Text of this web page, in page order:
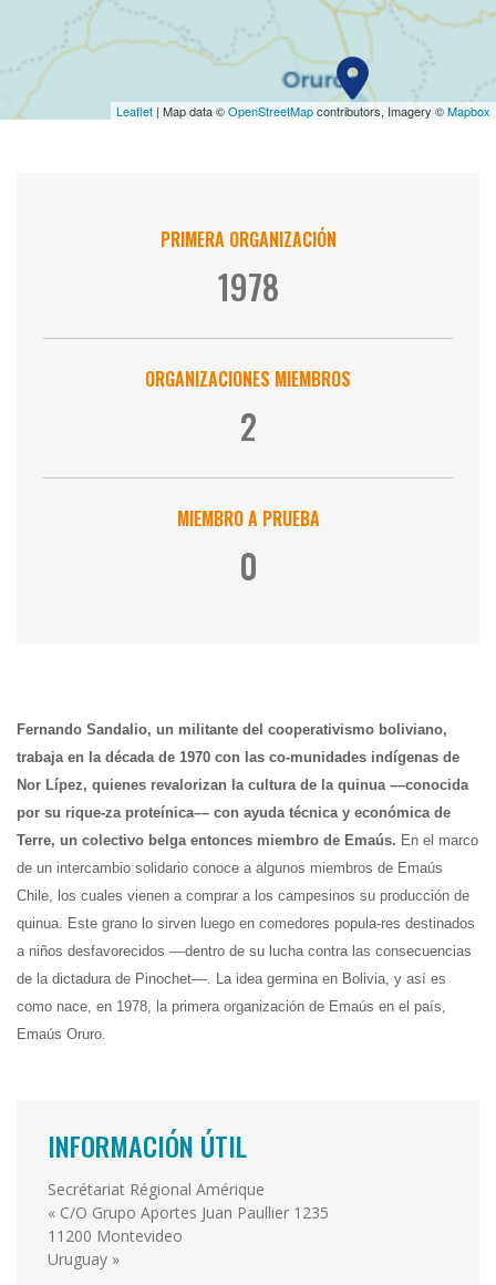
Leaflet | Map data ©OpenStreetMapcontributors, Imagery ©Mapbox
PRIMERA ORGANIZACIÓN
1978
ORGANIZACIONES MIEMBROS
2
MIEMBRO A PRUEBA
0
Fernando Sandalio, un militante del cooperativismo boliviano,
trabaja en la década de 1970 con las co-munidades indígenas de
Nor Lípez, quienes revalorizan la cultura de la quinua ––conocida
por su rique-za proteínica–– con ayuda técnica y económica de
Terre, un colectivo belga entonces miembro de Emaús. En el marco
de un intercambio solidario conoce a algunos miembros de Emaús
Chile, los cuales vienen a comprar a los campesinos su producción de
quinua. Este grano lo sirven luego en comedores popula-res destinados
a niños desfavorecidos ––dentro de su lucha contra las consecuencias
de la dictadura de Pinochet––. La idea germina en Bolivia, y así es
como nace, en 1978, la primera organización de Emaús en el país,
Emaús Oruro.
INFORMACIÓN ÚTIL
Secrétariat Régional Amérique
« C/O Grupo Aportes Juan Paullier 1235
11200 Montevideo
Uruguay »